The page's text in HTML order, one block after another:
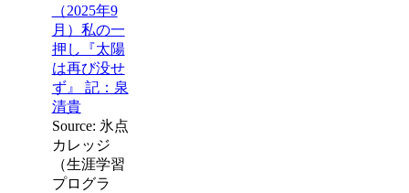
（2025年9
月）私の一
押し『太陽
は再び没せ
ず』 記：泉
清貴
Source: 氷点
カレッジ
（生涯学習
プログラ